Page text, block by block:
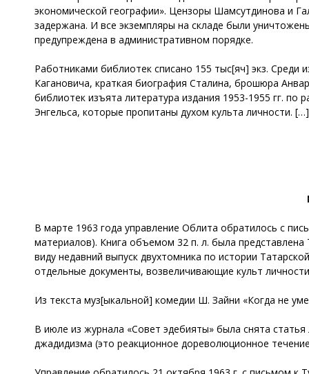
экономической географии». Цензоры Шамсутдинова и
задержана. И все экземпляры на складе были
предупреждена в административном порядке.
Работниками библиотек списано 155 тыс[яч] экз.
Кагановича, краткая биография Сталина, брошюра
библиотек изъята литература издания 1953-1955 гг. по
Энгельса, которые пропитаны духом культа личности. […]
В марте 1963 года управление Облита обратилось с
материалов). Книга объемом 32 п. л. была
виду недавний выпуск двухтомника по истории
отдельные документы, возвеличивающие культ
Из текста муз[ыкальной] комедии Ш. Зайни «Когда не
В июле из журнала «Совет эдебияты» была снята
джадидизма (это реакционное дореволюционное